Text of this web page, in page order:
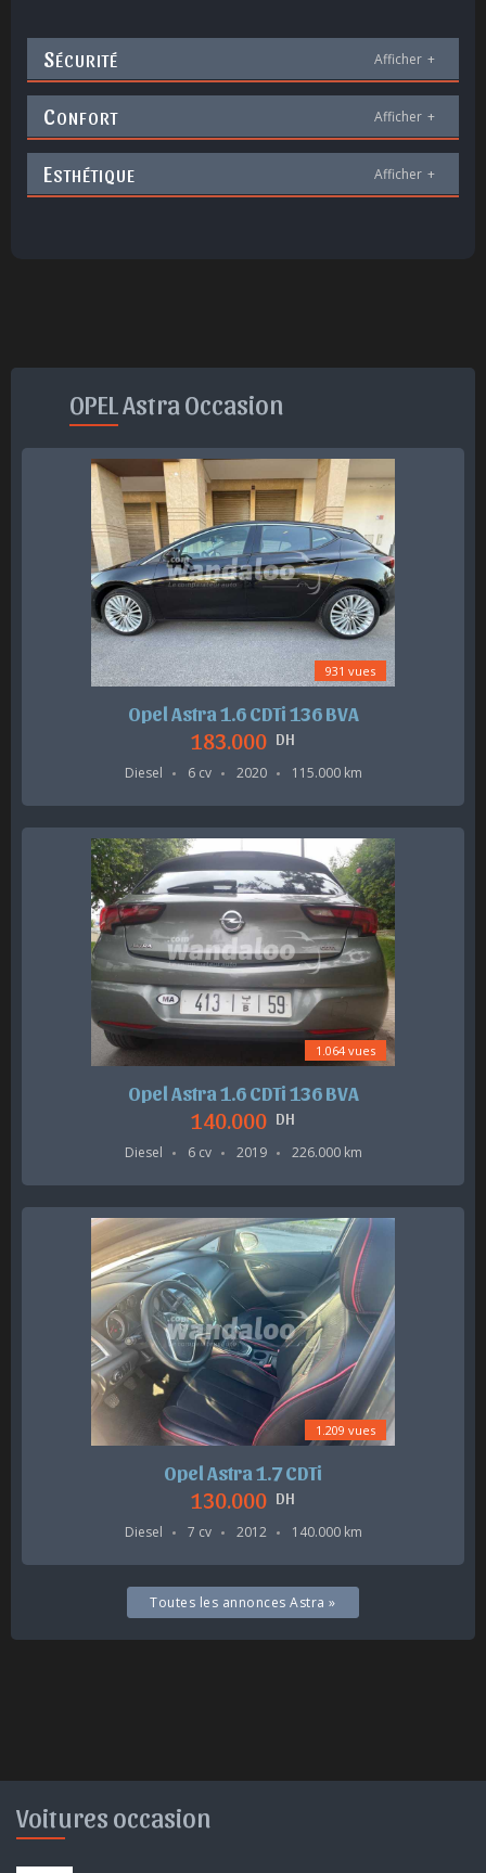
SÉCURITÉ Afficher +
CONFORT Afficher +
ESTHÉTIQUE Afficher +
OPEL Astra Occasion
931 vues
Opel Astra 1.6 CDTi 136 BVA
183.000 DH
Diesel 6 cv 2020 115.000 km
1.064 vues
Opel Astra 1.6 CDTi 136 BVA
140.000 DH
Diesel 6 cv 2019 226.000 km
1.209 vues
Opel Astra 1.7 CDTi
130.000 DH
Diesel 7 cv 2012 140.000 km
Toutes les annonces Astra »
Voitures occasion